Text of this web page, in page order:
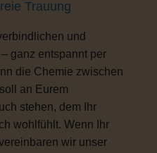
Trauung
und
ganz entspannt per
die Chemie zwischen
an Eurem
stehen, dem Ihr
wohlfühlt. Wenn Ihr
wir unser